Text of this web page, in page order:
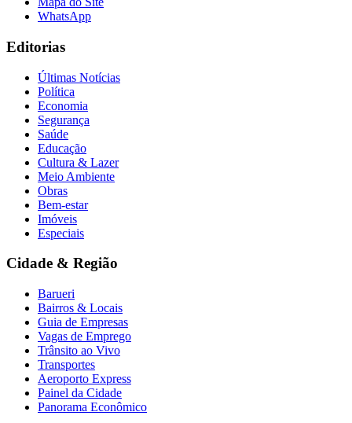
Bragantino
WhatsApp
Editorias
Últimas Notícias
Política
Economia
Segurança
Saúde
Educação
Cultura & Lazer
Meio Ambiente
Obras
Bem-estar
Imóveis
Especiais
Cidade & Região
Barueri
Bairros & Locais
Guia de Empresas
Vagas de Emprego
Trânsito ao Vivo
Transportes
Aeroporto Express
Painel da Cidade
Panorama Econômico